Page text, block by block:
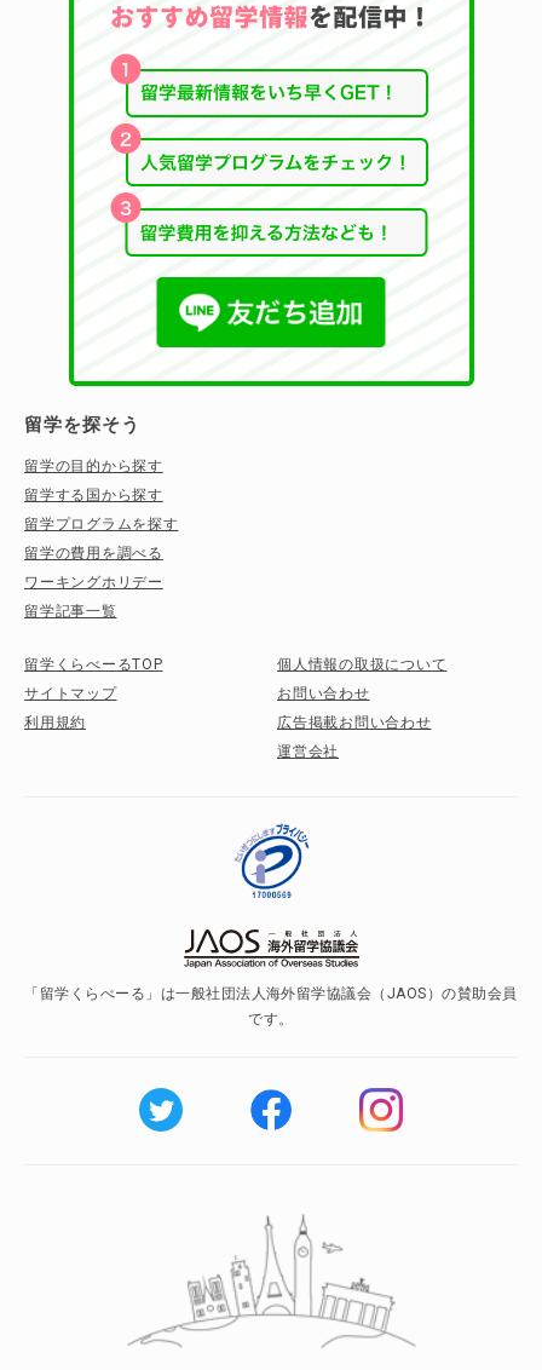
留学を探そう
留学の目的から探す
留学する国から探す
留学プログラムを探す
留学の費用を調べる
ワーキングホリデー
留学記事一覧
留学くらべーるTOP
サイトマップ
利用規約
個人情報の取扱について
お問い合わせ
広告掲載お問い合わせ
運営会社
「留学くらべーる」は一般社団法人海外留学協議会（JAOS）の賛助会員
です。